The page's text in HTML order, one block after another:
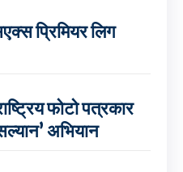
प्रिमियर लिग
फोटो पत्रकार
अभियान